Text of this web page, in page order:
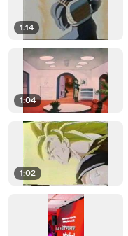
1:14
1:04
1:02